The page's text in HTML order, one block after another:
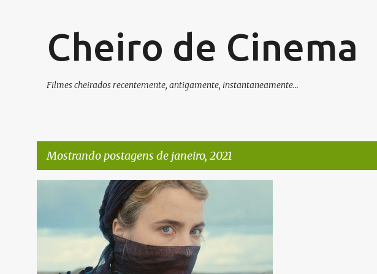
Cheiro de Cinema
Filmes cheirados recentemente, antigamente, instantaneamente...
Mostrando postagens de janeiro, 2021
s
a